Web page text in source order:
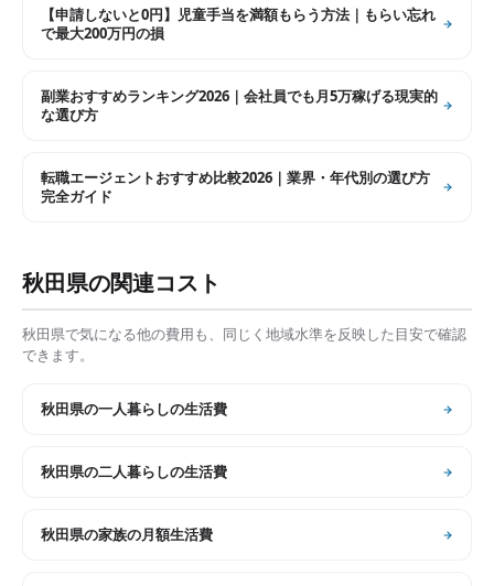
【申請しないと0円】児童手当を満額もらう方法｜もらい忘れ
で最大200万円の損
副業おすすめランキング2026｜会社員でも月5万稼げる現実的
な選び方
転職エージェントおすすめ比較2026｜業界・年代別の選び方
完全ガイド
秋田県の関連コスト
秋田県で気になる他の費用も、同じく地域水準を反映した目安で確認
できます。
秋田県の一人暮らしの生活費
秋田県の二人暮らしの生活費
秋田県の家族の月額生活費